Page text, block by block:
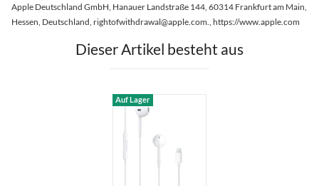
Apple Deutschland GmbH, Hanauer Landstraße 144, 60314 Frankfurt am Main,
Hessen, Deutschland, rightofwithdrawal@apple.com., https://www.apple.com
Dieser Artikel besteht aus
Auf Lager